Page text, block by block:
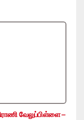
வேலுப்பிள்ளை –